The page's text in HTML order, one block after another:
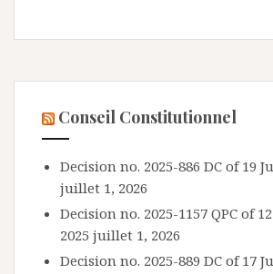
Conseil Constitutionnel
Decision no. 2025-886 DC of 19
juillet 1, 2026
Decision no. 2025-1157 QPC of
2025 juillet 1, 2026
Decision no. 2025-889 DC of 17